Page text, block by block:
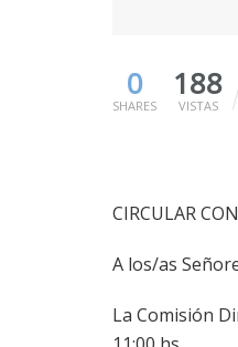
0
SHARES
188
VISTAS
CIRCULAR
A los/as
La Comisión